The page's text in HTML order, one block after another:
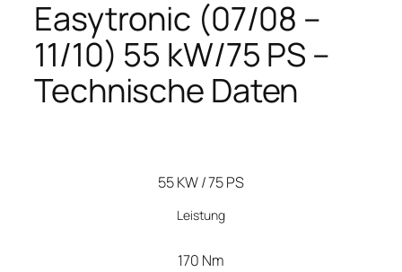
Easytronic (07/08 –
11/10) 55 kW/75 PS –
Technische Daten
55 KW / 75 PS
Leistung
170 Nm